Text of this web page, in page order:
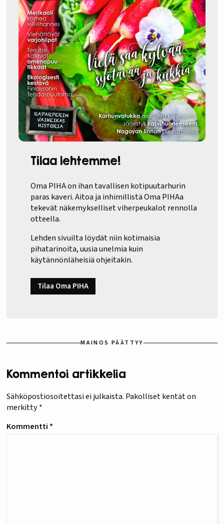
Tilaa lehtemme!
Oma PIHA on ihan tavallisen kotipuutarhurin
paras kaveri. Aitoa ja inhimillistä Oma PIHAa
tekevät näkemykselliset viherpeukalot rennolla
otteella.
Lehden sivuilta löydät niin kotimaisia
pihatarinoita, uusia unelmia kuin
käytännönläheisiä ohjeitakin.
Tilaa Oma PIHA
MAINOS PÄÄTTYY
Kommentoi artikkelia
Sähköpostiosoitettasi ei julkaista. Pakolliset kentät on
merkitty*
Kommentti *